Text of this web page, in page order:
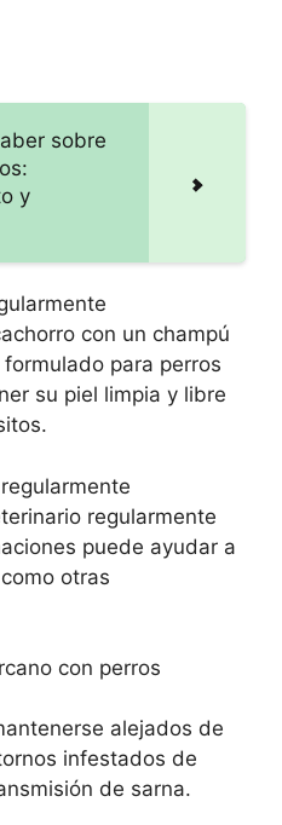
sobre
y
con un champú
para perros
su piel limpia y libre
regularmente
puede ayudar a
otras
con perros
alejados de
infestados de
de sarna.